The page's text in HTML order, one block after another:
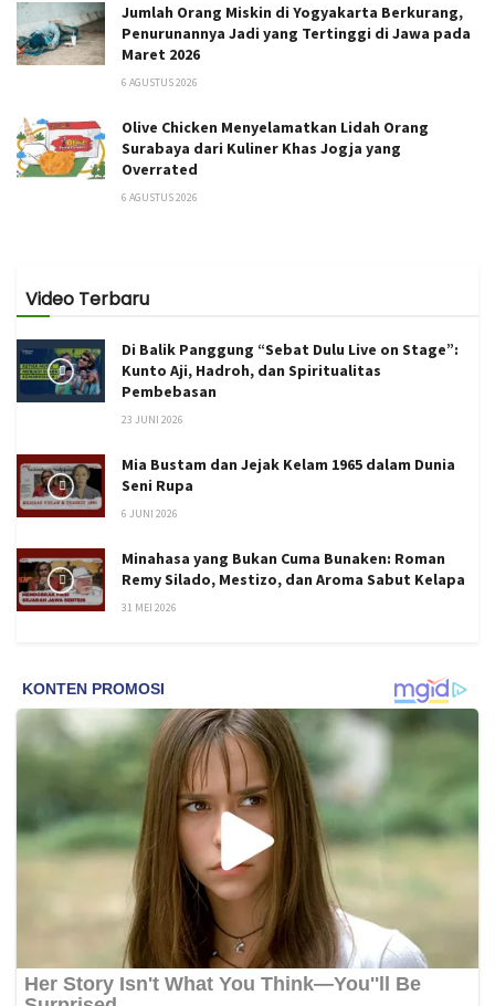
Jumlah Orang Miskin di Yogyakarta Berkurang,
Penurunannya Jadi yang Tertinggi di Jawa pada
Maret 2026
6 AGUSTUS 2026
Olive Chicken Menyelamatkan Lidah Orang
Surabaya dari Kuliner Khas Jogja yang
Overrated
6 AGUSTUS 2026
Video Terbaru
Di Balik Panggung “Sebat Dulu Live on Stage”:
Kunto Aji, Hadroh, dan Spiritualitas
Pembebasan
23 JUNI 2026
Mia Bustam dan Jejak Kelam 1965 dalam Dunia
Seni Rupa
6 JUNI 2026
Minahasa yang Bukan Cuma Bunaken: Roman
Remy Silado, Mestizo, dan Aroma Sabut Kelapa
31 MEI 2026